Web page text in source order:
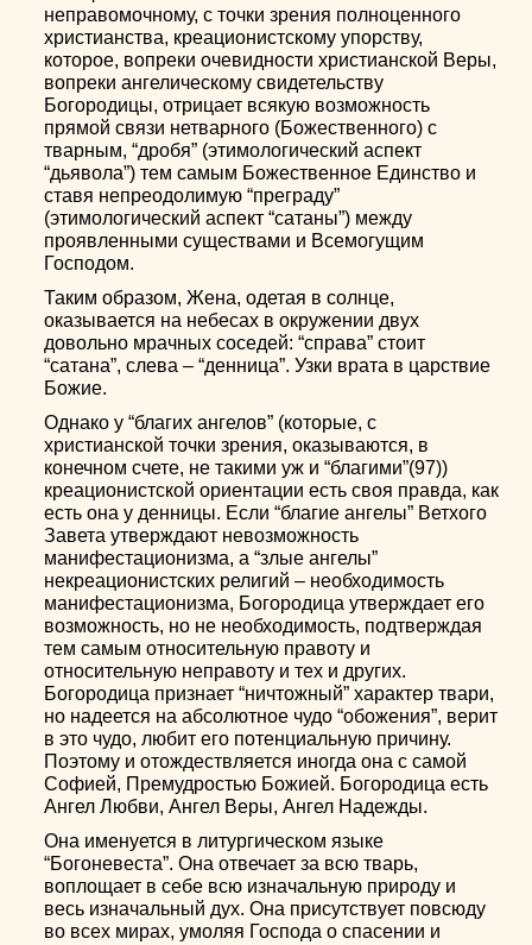
неправомочному, с точки зрения полноценного
христианства, креационистскому упорству,
которое, вопреки очевидности христианской Веры,
вопреки ангелическому свидетельству
Богородицы, отрицает всякую возможность
прямой связи нетварного (Божественного) с
тварным, “дробя” (этимологический аспект
“дьявола”) тем самым Божественное Единство и
ставя непреодолимую “преграду”
(этимологический аспект “сатаны”) между
проявленными существами и Всемогущим
Господом.
Таким образом, Жена, одетая в солнце,
оказывается на небесах в окружении двух
довольно мрачных соседей: “справа” стоит
“сатана”, слева – “денница”. Узки врата в царствие
Божие.
Однако у “благих ангелов” (которые, с
христианской точки зрения, оказываются, в
конечном счете, не такими уж и “благими”(97))
креационистской ориентации есть своя правда, как
есть она у денницы. Если “благие ангелы” Ветхого
Завета утверждают невозможность
манифестационизма, а “злые ангелы”
некреационистских религий – необходимость
манифестационизма, Богородица утверждает его
возможность, но не необходимость, подтверждая
тем самым относительную правоту и
относительную неправоту и тех и других.
Богородица признает “ничтожный” характер твари,
но надеется на абсолютное чудо “обожения”, верит
в это чудо, любит его потенциальную причину.
Поэтому и отождествляется иногда она с самой
Софией, Премудростью Божией. Богородица есть
Ангел Любви, Ангел Веры, Ангел Надежды.
Она именуется в литургическом языке
“Богоневеста”. Она отвечает за всю тварь,
воплощает в себе всю изначальную природу и
весь изначальный дух. Она присутствует повсюду
во всех мирах, умоляя Господа о спасении и